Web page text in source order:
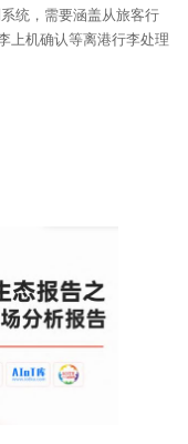
统，需要涵盖从旅客行
上机确认等离港行李处理